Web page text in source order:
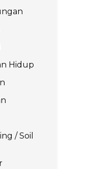
Hidup
/ Soil